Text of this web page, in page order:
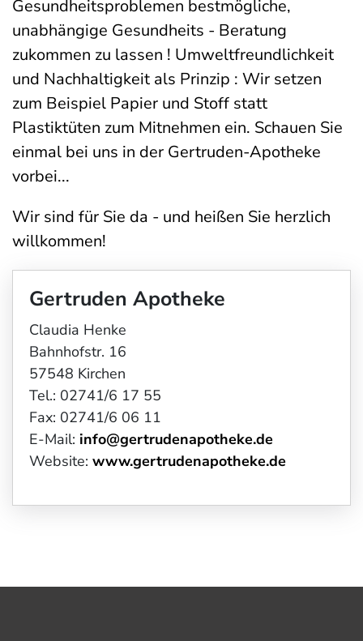
Gesundheitsproblemen bestmögliche,
unabhängige Gesundheits - Beratung
zukommen zu lassen ! Umweltfreundlichkeit
und Nachhaltigkeit als Prinzip : Wir setzen
zum Beispiel Papier und Stoff statt
Plastiktüten zum Mitnehmen ein. Schauen Sie
einmal bei uns in der Gertruden-Apotheke
vorbei...
Wir sind für Sie da - und heißen Sie herzlich
willkommen!
Gertruden Apotheke
Claudia Henke
Bahnhofstr. 16
57548 Kirchen
Tel.: 02741/6 17 55
Fax: 02741/6 06 11
E-Mail: info@gertrudenapotheke.de
Website: www.gertrudenapotheke.de